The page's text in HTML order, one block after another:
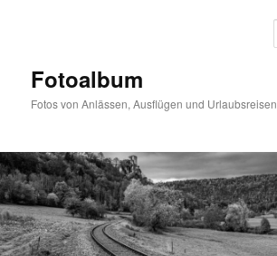
Fotoalbum
Fotos von Anlässen, Ausflügen und Urlaubsreisen